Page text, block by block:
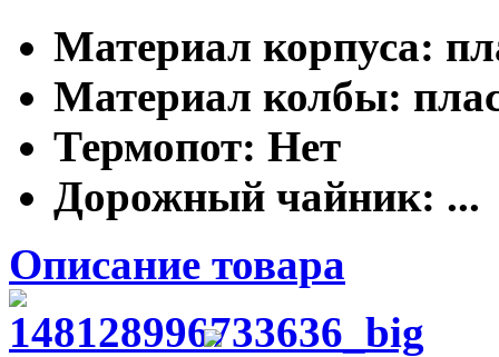
Материал корпуса:
Материал колбы:
Термопот: Нет
Дорожный чайник: ...
Описание товара